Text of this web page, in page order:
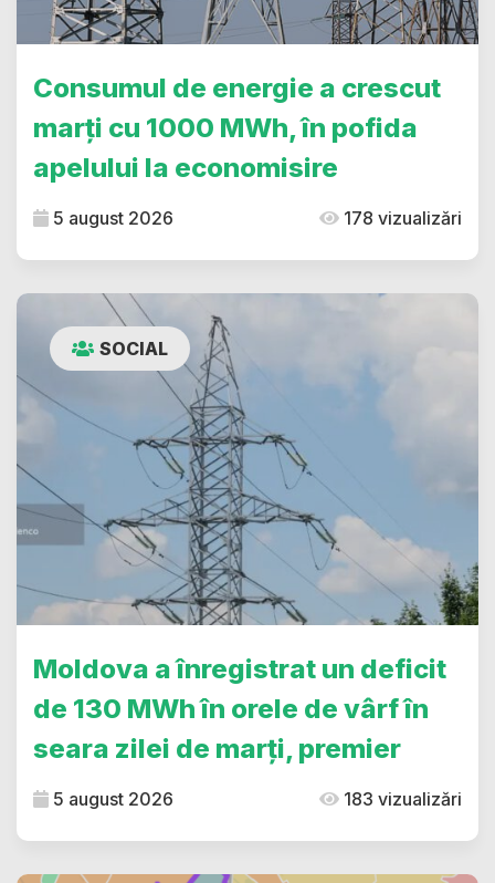
Consumul de energie a crescut
marți cu 1000 MWh, în pofida
apelului la economisire
5 august 2026 178 vizualizări
SOCIAL
Moldova a înregistrat un deficit
de 130 MWh în orele de vârf în
seara zilei de marți, premier
5 august 2026 183 vizualizări